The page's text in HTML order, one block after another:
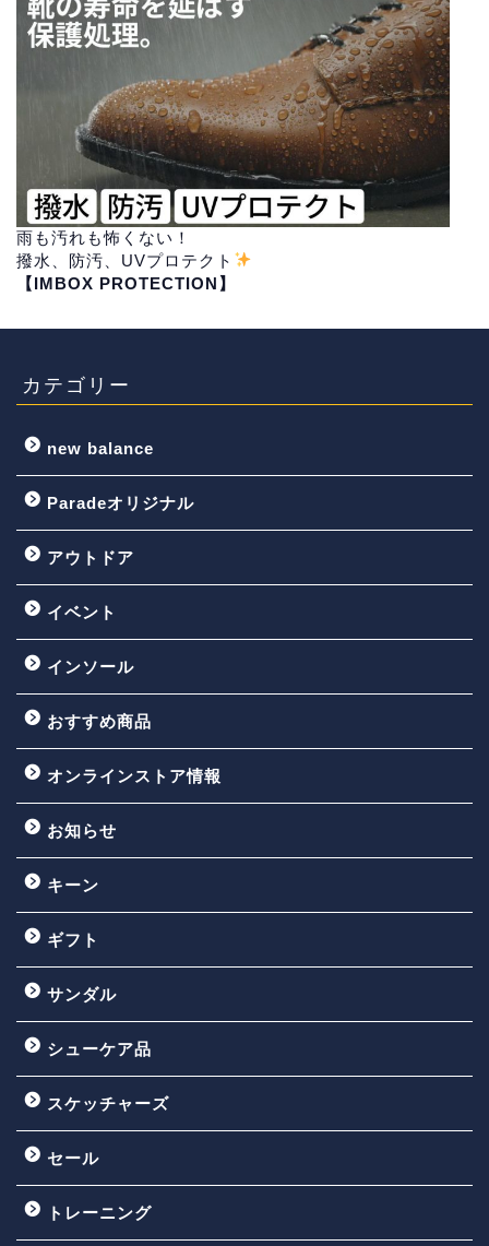
雨も汚れも怖くない！
撥水、防汚、UVプロテクト
【IMBOX PROTECTION】
カテゴリー
new balance
Paradeオリジナル
アウトドア
イベント
インソール
おすすめ商品
オンラインストア情報
お知らせ
キーン
ギフト
サンダル
シューケア品
スケッチャーズ
セール
トレーニング